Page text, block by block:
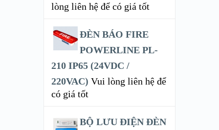
lòng liên hệ để có giá tốt
ĐÈN BÁO FIRE
POWERLINE PL-
210 IP65 (24VDC /
220VAC) Vui lòng liên hệ để
có giá tốt
BỘ LƯU ĐIỆN ĐÈN